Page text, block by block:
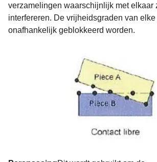
verzamelingen waarschijnlijk met elkaar
interfereren. De vrijheidsgraden van
onafhankelijk geblokkeerd worden.